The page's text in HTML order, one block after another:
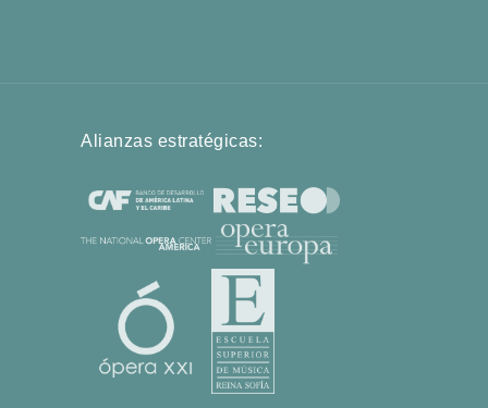
Alianzas estratégicas: